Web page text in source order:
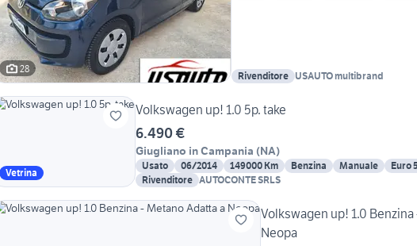
28
Rivenditore USAUTO multibrand
Vetrina
Volkswagen up! 1.0 5p. take
6.490 €
Giugliano in Campania (NA)
Usato 06/2014 149000 Km Benzina Manuale
Euro 5
Rivenditore AUTOCONTE SRLS
Volkswagen up! 1.0
Neopa